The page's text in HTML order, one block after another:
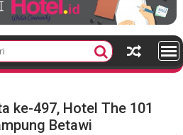
ke-497, Hotel The 101
Betawi